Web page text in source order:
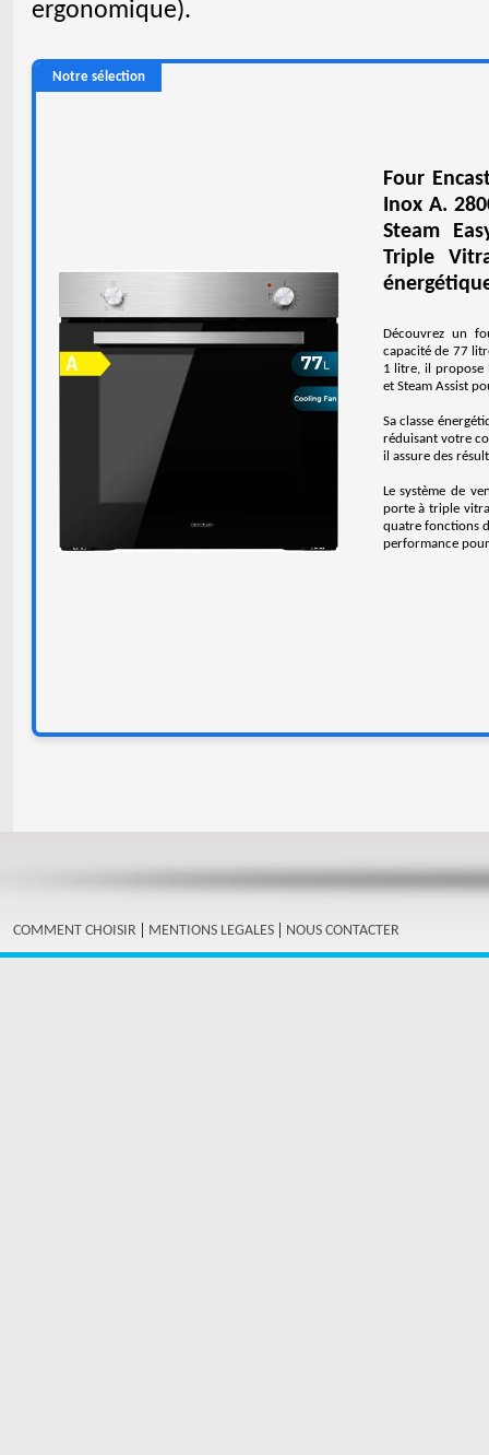
ergonomique).
Notre sélection
Four
Inox A.
Steam
Triple
Découvrez un
capacité de 77
1 litre, il propose
et Steam Assist
Sa classe
réduisant votre
il assure des
Le système de
porte à triple
quatre fonctions
performance
COMMENT CHOISIR | MENTIONS LEGALES | NOUS CONTACTER